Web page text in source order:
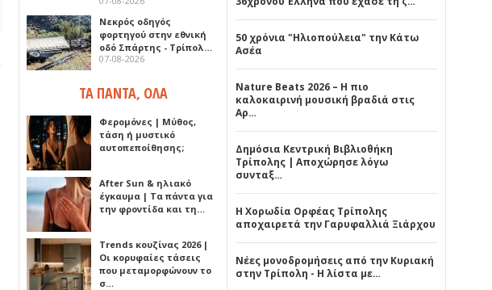
Νεκρός οδηγός
φορτηγού στην εθνική
οδό Σπάρτης - Τρίπολ…
07-08-2026
ΤΑ ΠΑΝΤΑ, ΟΛΑ
Φερομόνες | Μύθος,
τάση ή μυστικό
αυτοπεποίθησης;
After Sun & ηλιακό
έγκαυμα | Τα πάντα για
την φροντίδα και τη…
Trends κουζίνας 2026 |
Οι κορυφαίες τάσεις
που μεταμορφώνουν το
σ…
50 χρόνια "Ηλιοπούλεια" την Κάτω
Ασέα
Nature Beats 2026 – Η πιο
καλοκαιρινή μουσική βραδιά στις
Αρ…
Δημόσια Κεντρική Βιβλιοθήκη
Τρίπολης | Αποχώρησε λόγω
συνταξ…
Η Χορωδία Ορφέας Τρίπολης
αποχαιρετά την Γαρυφαλλιά Ξιάρχου
Νέες μονοδρομήσεις από την Κυριακή
στην Τρίπολη - Η λίστα με…